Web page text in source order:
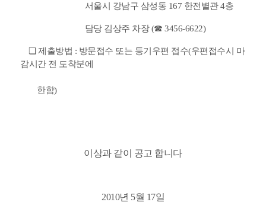
서울시 강남구 삼성동 167 한전별관 4층
담당 김상주 차장 (☎ 3456-6622)
❏ 제출방법 : 방문접수 또는 등기우편 접수(우편접수시 마
감시간 전 도착분에
한함)
이상과 같이 공고 합니다
2010년 5월 17일